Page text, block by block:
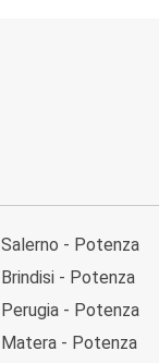
Salerno - Potenza
Brindisi - Potenza
Perugia - Potenza
Matera - Potenza